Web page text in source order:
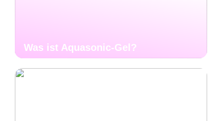
Was ist Aquasonic-Gel?